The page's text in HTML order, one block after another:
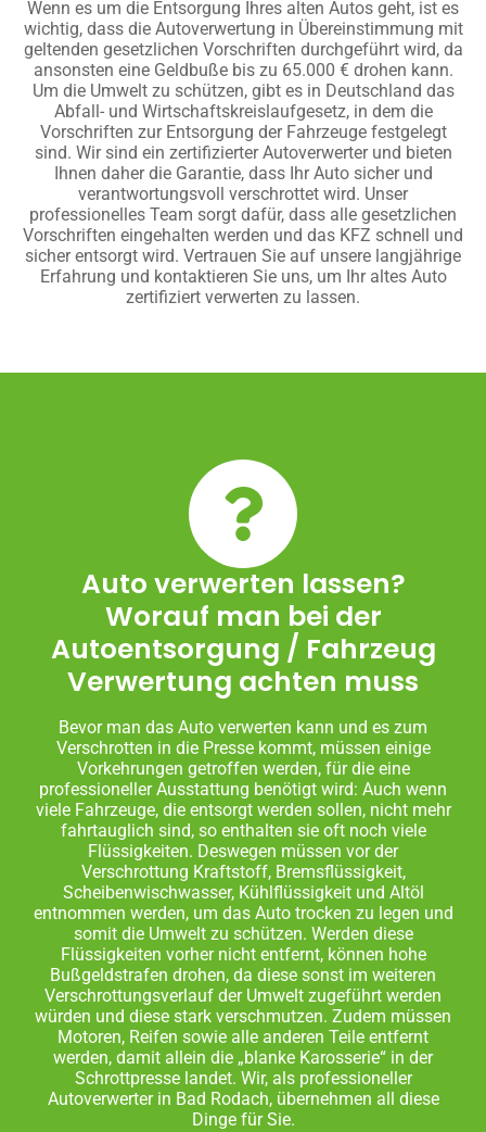
Wenn es um die Entsorgung Ihres alten Autos geht, ist es
wichtig, dass die Autoverwertung in Übereinstimmung mit
geltenden gesetzlichen Vorschriften durchgeführt wird, da
ansonsten eine Geldbuße bis zu 65.000 € drohen kann.
Um die Umwelt zu schützen, gibt es in Deutschland das
Abfall- und Wirtschaftskreislaufgesetz, in dem die
Vorschriften zur Entsorgung der Fahrzeuge festgelegt
sind. Wir sind ein zertifizierter Autoverwerter und bieten
Ihnen daher die Garantie, dass Ihr Auto sicher und
verantwortungsvoll verschrottet wird. Unser
professionelles Team sorgt dafür, dass alle gesetzlichen
Vorschriften eingehalten werden und das KFZ schnell und
sicher entsorgt wird. Vertrauen Sie auf unsere langjährige
Erfahrung und kontaktieren Sie uns, um Ihr altes Auto
zertifiziert verwerten zu lassen.
Auto verwerten lassen?
Worauf man bei der
Autoentsorgung / Fahrzeug
Verwertung achten muss
Bevor man das Auto verwerten kann und es zum
Verschrotten in die Presse kommt, müssen einige
Vorkehrungen getroffen werden, für die eine
professioneller Ausstattung benötigt wird: Auch wenn
viele Fahrzeuge, die entsorgt werden sollen, nicht mehr
fahrtauglich sind, so enthalten sie oft noch viele
Flüssigkeiten. Deswegen müssen vor der
Verschrottung Kraftstoff, Bremsflüssigkeit,
Scheibenwischwasser, Kühlflüssigkeit und Altöl
entnommen werden, um das Auto trocken zu legen und
somit die Umwelt zu schützen. Werden diese
Flüssigkeiten vorher nicht entfernt, können hohe
Bußgeldstrafen drohen, da diese sonst im weiteren
Verschrottungsverlauf der Umwelt zugeführt werden
würden und diese stark verschmutzen. Zudem müssen
Motoren, Reifen sowie alle anderen Teile entfernt
werden, damit allein die „blanke Karosserie“ in der
Schrottpresse landet. Wir, als professioneller
Autoverwerter in Bad Rodach, übernehmen all diese
Dinge für Sie.